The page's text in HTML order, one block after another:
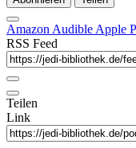
Amazon Audible Apple
RSS Feed
Teilen
Link